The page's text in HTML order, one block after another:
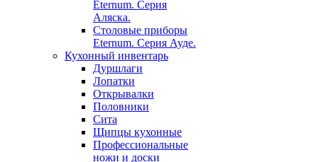
Eternum. Серия
Аляска.
Столовые приборы
Eternum. Серия Ауде.
Кухонный инвентарь
Дуршлаги
Лопатки
Открывалки
Половники
Сита
Щипцы кухонные
Профессиональные
ножи и доски